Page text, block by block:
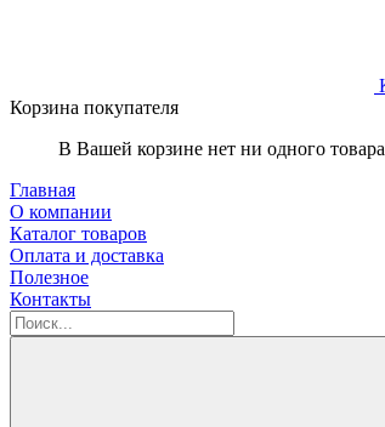
Корзина покупателя
В Вашей корзине нет ни одного
Главная
О компании
Каталог товаров
Оплата и доставка
Полезное
Контакты